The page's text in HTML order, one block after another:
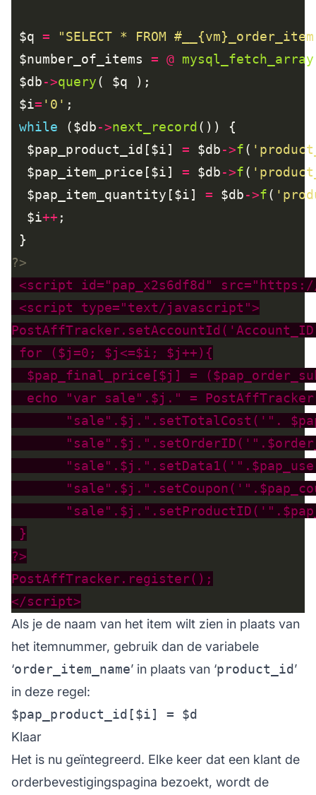
$q =
"SELECT * FROM
$number_of_items = @ mysql_fetch_array
$db->query
$i= '0'
while ($db->next_record
  $pap_product_id[$i]
= $db->f(
  $pap_item_price[$i]
= $db->f(
  $pap_item_quantity[$i]
= $db->f(
  $i
++
?>
Als je de naam van het item wilt zien in plaats van
het itemnummer, gebruik dan de variabele
‘order_item_name’ in plaats van ‘product_id’
in deze regel:
$pap_product_id[$i] = $d
Klaar
Het is nu geïntegreerd. Elke keer dat een klant de
orderbevestigingspagina bezoekt, wordt de